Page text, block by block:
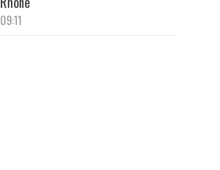
09:11